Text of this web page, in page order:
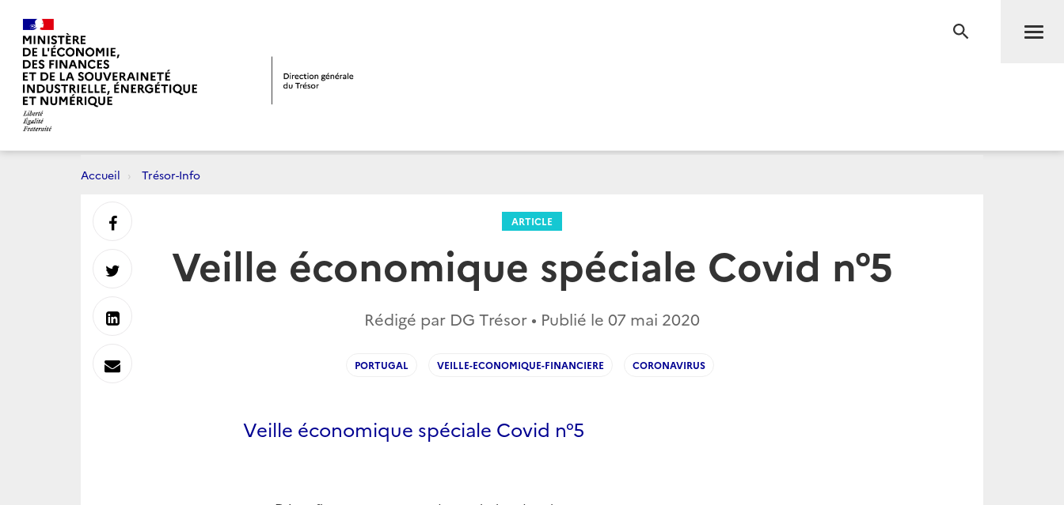
RECHERCHE
Accueil Trésor-Info
ARTICLE
Veille économique spéciale Covid n°5
Rédigé par DG Trésor • Publié le 07 mai 2020
PORTUGAL VEILLE-ECONOMIQUE-FINANCIERE CORONAVIRUS
Veille économique spéciale Covid n°5
Partager
sur
Partager
sur
Partager
sur
Envoyer